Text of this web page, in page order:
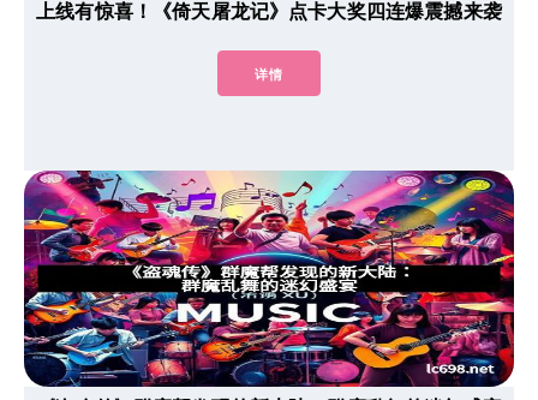
上线有惊喜！《倚天屠龙记》点卡大奖四连爆震撼来袭
详情